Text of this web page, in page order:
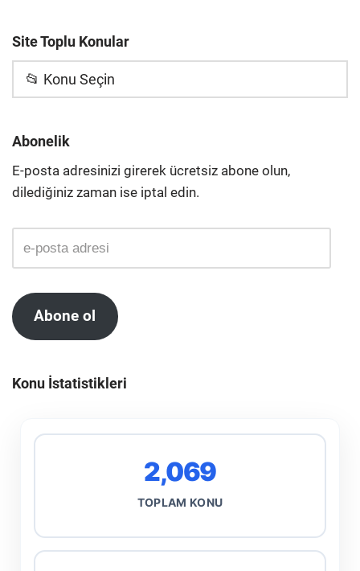
Site Toplu Konular
📂 Konu Seçin
Abonelik
E-posta adresinizi girerek ücretsiz abone olun,
dilediğiniz zaman ise iptal edin.
Abone ol
Konu İstatistikleri
2,069
TOPLAM KONU